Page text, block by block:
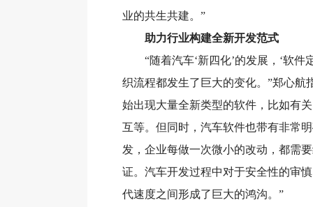
业的共生共建。”
助力行业构建全新开发范式
“随着汽车‘新四化’的发展，‘软件
织流程都发生了巨大的变化。”郑心航
始出现大量全新类型的软件，比如有
互等。但同时，汽车软件也带有非常
发，企业每做一次微小的改动，都需
证。汽车开发过程中对于安全性的审
代速度之间形成了巨大的鸿沟。”